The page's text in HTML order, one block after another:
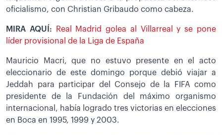
oficialismo, con Christian Gribaudo como cabeza.
MIRA AQUÍ:
Real Madrid golea al Villarreal y se pone
líder provisional de la Liga de España
Mauricio Macri, que no estuvo presente en el acto
eleccionario de este domingo porque debió viajar a
Jeddah para participar del Consejo de la FIFA como
presidente de la Fundación del máximo organismo
internacional, había logrado tres victorias en elecciones
en Boca en 1995, 1999 y 2003.